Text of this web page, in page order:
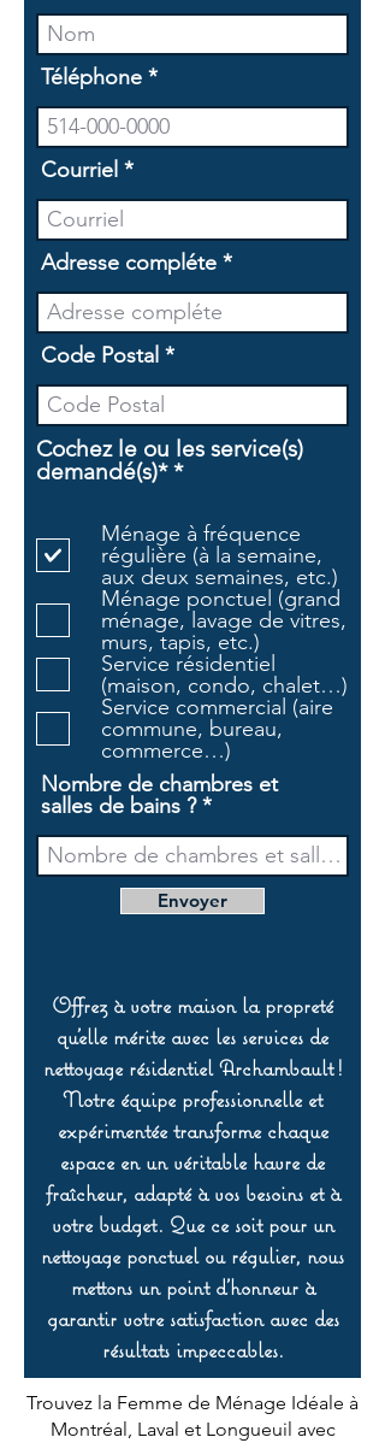
Téléphone
Courriel
Adresse compléte
Code Postal
Cochez le ou les service(s)
demandé(s)* *O
g
a
t
o
i
r
e
Ménage à fréquence
régulière (à la semaine,
aux deux semaines, etc.)
Ménage ponctuel (grand
ménage, lavage de vitres,
murs, tapis, etc.)
Service résidentiel
(maison, condo, chalet…)
Service commercial (aire
commune, bureau,
commerce…)
Nombre de chambres et
salles de bains ?
Envoyer
Offrez à votre maison la propreté
qu’elle mérite avec les services de
nettoyage résidentiel Archambault !
Notre équipe professionnelle et
expérimentée transforme chaque
espace en un véritable havre de
fraîcheur, adapté à vos besoins et à
votre budget. Que ce soit pour un
nettoyage ponctuel ou régulier, nous
mettons un point d’honneur à
garantir votre satisfaction avec des
résultats impeccables.
Trouvez la Femme de Ménage Idéale à
Montréal, Laval et Longueuil avec